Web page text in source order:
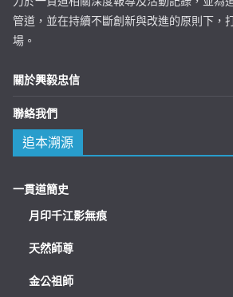
管道，並在持續不斷創新與改進的原則下，
場。
關於興毅忠信
聯絡我們
追本溯源
一貫道簡史
月印千江影無痕
天然師尊
金公祖師